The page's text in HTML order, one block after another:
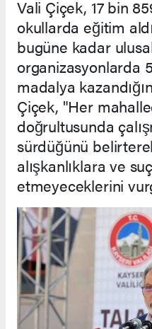
Vali Çiçek, 17 bin
okullarda eğitim
bugüne kadar
organizasyonlarda
madalya
Çiçek, "Her
doğrultusunda
sürdüğünü
alışkanlıklara ve
etmeyeceklerini